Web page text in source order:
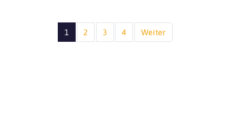
1 2 3 4 Weiter